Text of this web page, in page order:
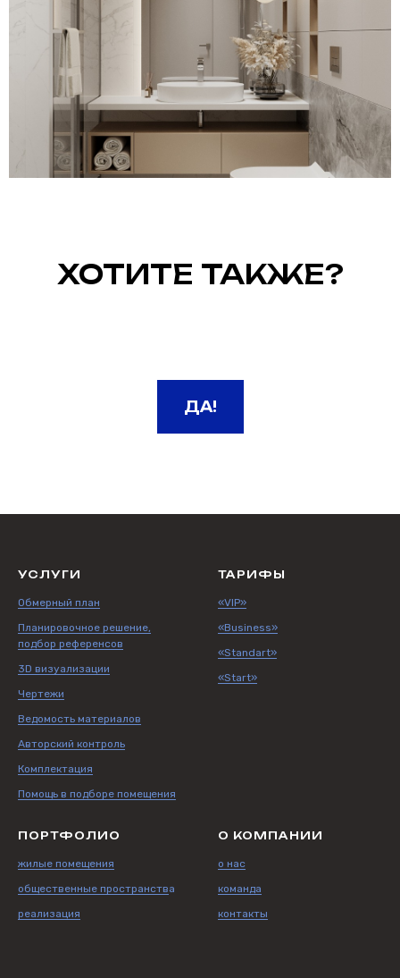
ХОТИТЕ ТАКЖЕ?
ДА!
УСЛУГИ
Обмерный план
Планировочное решение,
подбор референсов
3D визуализации
Чертежи
Ведомость материалов
Авторский контроль
Комплектация
Помощь в подборе помещения
ТАРИФЫ
«VIP»
«Business»
«Standart»
«Start»
ПОРТФОЛИО
жилые помещения
общественные пространства
реализация
О КОМПАНИИ
о нас
команда
контакты